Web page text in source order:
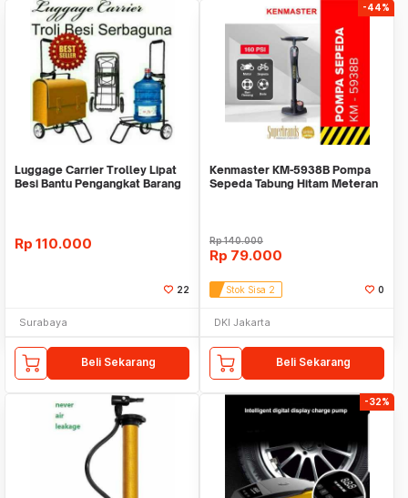
Luggage Carrier Trolley Lipat
Besi Bantu Pengangkat Barang
Rp 110.000
22
Surabaya
Beli Sekarang
-44%
Kenmaster KM-5938B Pompa
Sepeda Tabung Hitam Meteran
Rp140.000
Rp 79.000
Stok Sisa 2 0
DKI Jakarta
Beli Sekarang
-32%